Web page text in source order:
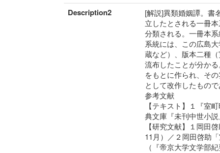
Description2
[解説]異類婚姻譚。書
立したとされる一冊
分類される。一冊本
系統には、この広島
蔵など）、版本二種
流布したことが分か
をもとに作られ、そ
として改作したもの
参考文献
【テキスト】１『室
典文庫『未刊中世小
【研究文献】１岡田
11月）／２岡田啓助
（『帝京大学文学